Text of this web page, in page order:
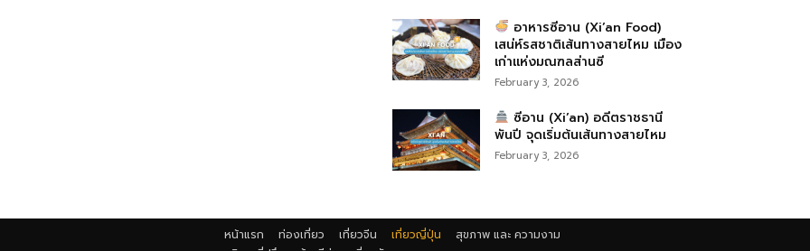
อาหารซีอาน (Xi’an Food)
เสน่ห์รสชาติเส้นทางสายไหม เมือง
เก่าแห่งมณฑลส่านซี
February 3, 2026
ซีอาน (Xi’an) อดีตราชธานี
พันปี จุดเริ่มต้นเส้นทางสายไหม
February 3, 2026
หน้าแรก ท่องเที่ยว เที่ยวจีน เที่ยวญี่ปุ่น
สุขภาพ และ ความงาม